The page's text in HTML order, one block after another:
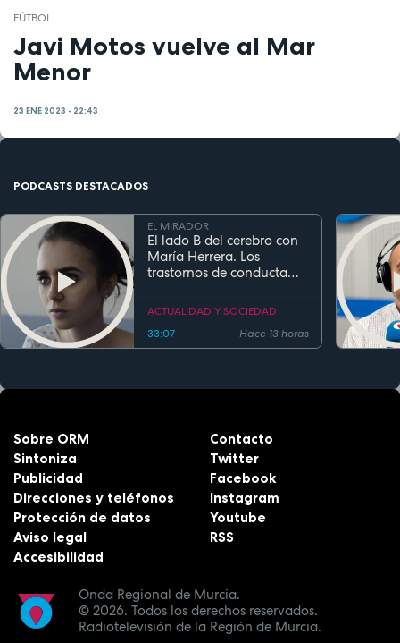
FÚTBOL
Javi Motos vuelve al Mar
Menor
23 ENE 2023 - 22:43
PODCASTS DESTACADOS
EL MIRADOR
El lado B del cerebro con
María Herrera. Los
trastornos de conducta
ACTUALIDAD Y SOCIEDAD
33:07
Hace 13 horas
Onda Regional de Murcia.
© 2026. Todos los derechos reservados.
Radiotelevisión de la Región de Murcia.
Sobre ORM
Sintoniza
Publicidad
Direcciones y teléfonos
Protección de datos
Aviso legal
Accesibilidad
Contacto
Twitter
Facebook
Instagram
Youtube
RSS